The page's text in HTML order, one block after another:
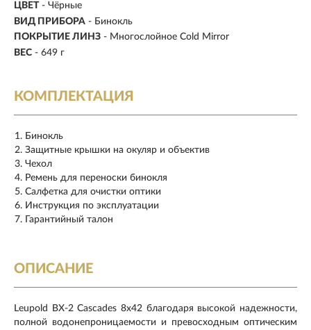
ЦВЕТ - Чёрные
ВИД ПРИБОРА - Бинокль
ПОКРЫТИЕ ЛИНЗ - Многослойное Cold Mirror
ВЕС - 649 г
КОМПЛЕКТАЦИЯ
Бинокль
Защитные крышки на окуляр и объектив
Чехол
Ремень для переноски бинокля
Салфетка для очистки оптики
Инструкция по эксплуатации
Гарантийный талон
ОПИСАНИЕ
Leupold BX-2 Cascades 8х42 благодаря высокой надежности,
полной водонепроницаемости и превосходным оптическим